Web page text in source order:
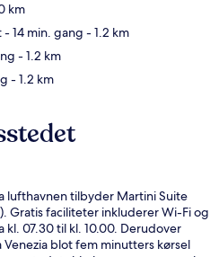
km
- 14 min. gang - 1.2 km
- 1.2 km
- 1.2 km
lufthavnen tilbyder Martini Suite
Gratis faciliteter inkluderer Wi-Fi og
07.30 til kl. 10.00. Derudover
blot fem minutters kørsel